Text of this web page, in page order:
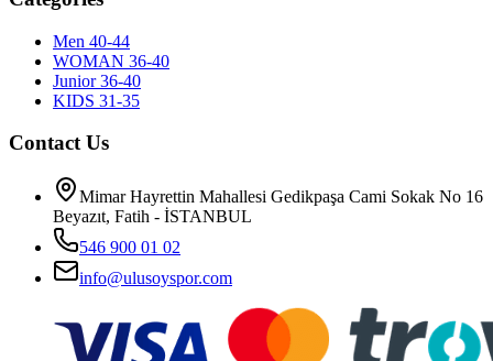
Men 40-44
WOMAN 36-40
Junior 36-40
KIDS 31-35
Contact Us
Mimar Hayrettin Mahallesi Gedikpaşa Cami Sokak No 16
Beyazıt, Fatih - İSTANBUL
546 900 01 02
info@ulusoyspor.com